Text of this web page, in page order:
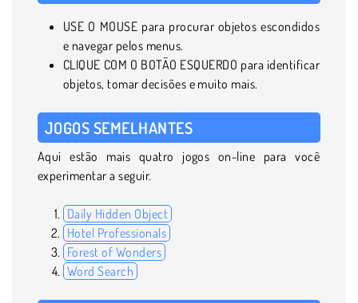
USE O MOUSE para procurar objetos escondidos
e navegar pelos menus.
CLIQUE COM O BOTÃO ESQUERDO para identificar
objetos, tomar decisões e muito mais.
JOGOS SEMELHANTES
Aqui estão mais quatro jogos on-line para você
experimentar a seguir.
Daily Hidden Object
Hotel Professionals
Forest of Wonders
Word Search